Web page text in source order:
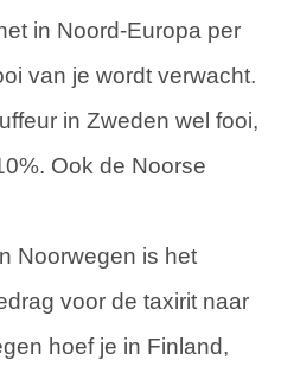
in Noord-Europa per
van je wordt verwacht.
in Zweden wel fooi,
Ook de Noorse
Noorwegen is het
voor de taxirit naar
hoef je in Finland,